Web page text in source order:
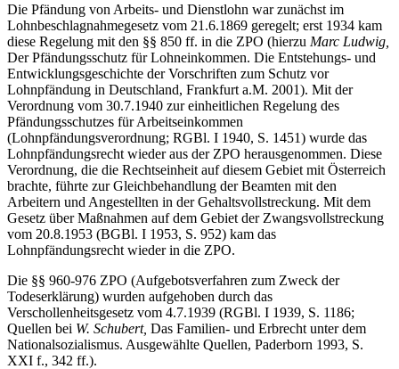
Die Pfändung von Arbeits- und Dienstlohn war zunächst im
Lohnbeschlagnahmegesetz vom 21.6.1869 geregelt; erst 1934 kam
diese Regelung mit den §§ 850 ff. in die ZPO (hierzu Marc Ludwig,
Der Pfändungsschutz für Lohneinkommen. Die Entstehungs- und
Entwicklungsgeschichte der Vorschriften zum Schutz vor
Lohnpfändung in Deutschland, Frankfurt a.M. 2001). Mit der
Verordnung vom 30.7.1940 zur einheitlichen Regelung des
Pfändungsschutzes für Arbeitseinkommen
(Lohnpfändungsverordnung; RGBl. I 1940, S. 1451) wurde das
Lohnpfändungsrecht wieder aus der ZPO herausgenommen. Diese
Verordnung, die die Rechtseinheit auf diesem Gebiet mit Österreich
brachte, führte zur Gleichbehandlung der Beamten mit den
Arbeitern und Angestellten in der Gehaltsvollstreckung. Mit dem
Gesetz über Maßnahmen auf dem Gebiet der Zwangsvollstreckung
vom 20.8.1953 (BGBl. I 1953, S. 952) kam das
Lohnpfändungsrecht wieder in die ZPO.
Die §§ 960-976 ZPO (Aufgebotsverfahren zum Zweck der
Todeserklärung) wurden aufgehoben durch das
Verschollenheitsgesetz vom 4.7.1939 (RGBl. I 1939, S. 1186;
Quellen bei W. Schubert, Das Familien- und Erbrecht unter dem
Nationalsozialismus. Ausgewählte Quellen, Paderborn 1993, S.
XXI f., 342 ff.).